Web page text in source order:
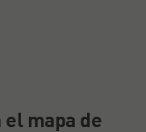
el mapa de